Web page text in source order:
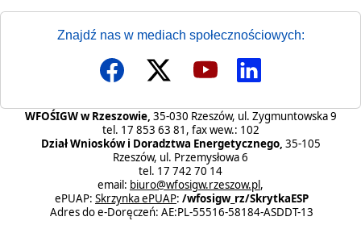
Znajdź nas w mediach społecznościowych:
WFOŚIGW w Rzeszowie, 35-030 Rzeszów, ul. Zygmuntowska 9
tel. 17 853 63 81, fax wew.: 102
Dział Wniosków i Doradztwa Energetycznego, 35-105
Rzeszów, ul. Przemysłowa 6
tel. 17 742 70 14
email: biuro@wfosigw.rzeszow.pl,
ePUAP: Skrzynka ePUAP: /wfosigw_rz/SkrytkaESP
Adres do e-Doręczeń: AE:PL-55516-58184-ASDDT-13